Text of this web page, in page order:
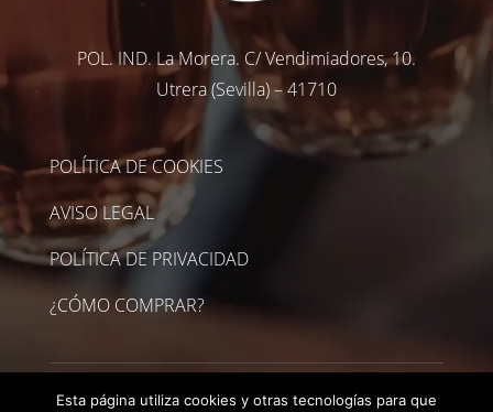
POL. IND. La Morera. C/ Vendimiadores, 10.
Utrera (Sevilla) – 41710
POLÍTICA DE COOKIES
AVISO LEGAL
POLÍTICA DE PRIVACIDAD
¿CÓMO COMPRAR?
Esta página utiliza cookies y otras tecnologías para que